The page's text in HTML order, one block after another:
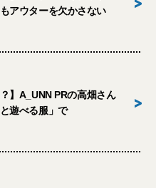
アウターを欠かさない
】A_UNN PRの高畑さん
遊べる服」で
>